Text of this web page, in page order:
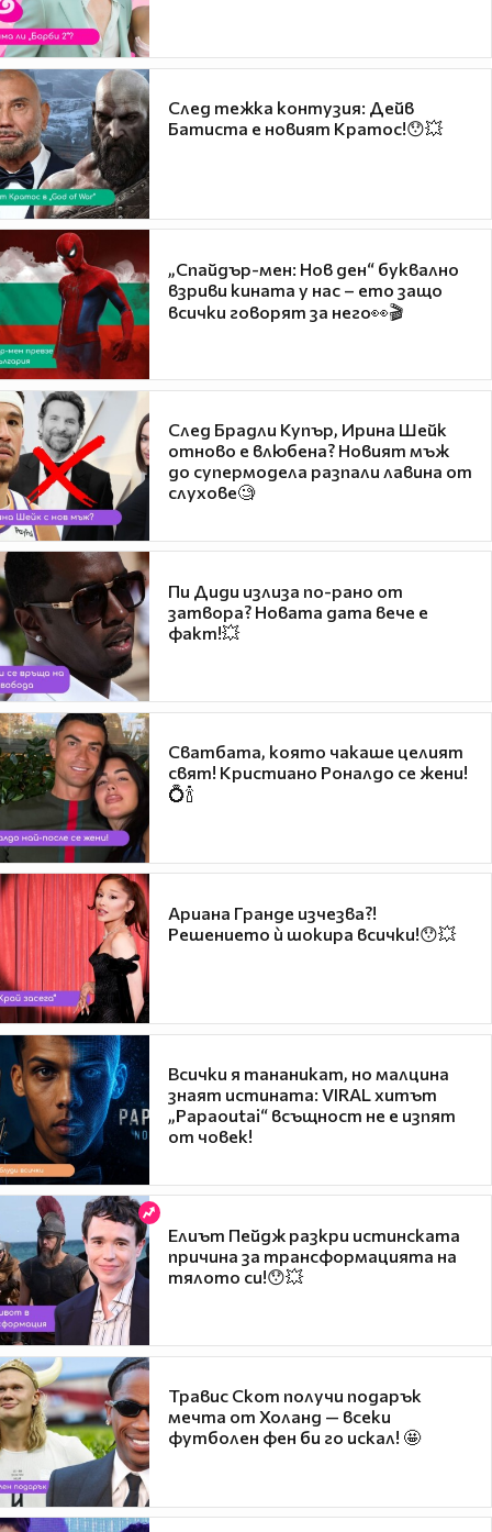
След тежка контузия: Дейв
Батиста е новият Кратос!😯💥
„Спайдър-мен: Нов ден“ буквално
взриви кината у нас – ето защо
всички говорят за него👀🎬
След Брадли Купър, Ирина Шейк
отново е влюбена? Новият мъж
до супермодела разпали лавина от
слухове🧐
Пи Диди излиза по-рано от
затвора? Новата дата вече е
факт!💥
Сватбата, която чакаше целият
свят! Кристиано Роналдо се жени!
💍🍾
Ариана Гранде изчезва?!
Решението ѝ шокира всички!😯💥
Всички я тананикат, но малцина
знаят истината: VIRAL хитът
„Papaoutai“ всъщност не е изпят
от човек!
Елиът Пейдж разкри истинската
причина за трансформацията на
тялото си!😯💥
Травис Скот получи подарък
мечта от Холанд — всеки
футболен фен би го искал! 🤩